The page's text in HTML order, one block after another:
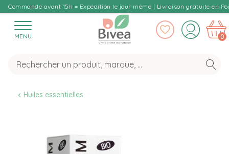
Commande avant 15h = Expédition le jour même | Livraison gratuite en
MENU 0
Huiles essentielles